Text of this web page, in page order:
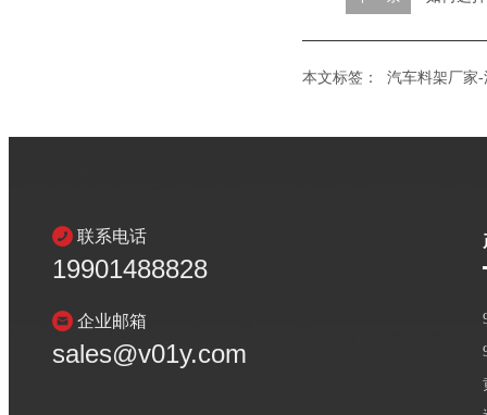
本文标签： 汽车料架厂家
联系电话
19901488828
企业邮箱
sales@v01y.com